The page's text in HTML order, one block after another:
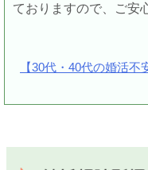
ておりますので、ご安
【30代・40代の婚活